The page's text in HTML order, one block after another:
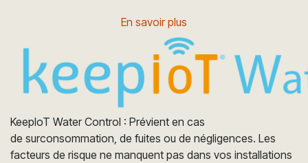
En savoir plus
KeepIoT Water Control : Prévient en cas
de surconsommation, de fuites ou de négligences. Les
facteurs de risque ne manquent pas dans vos installations